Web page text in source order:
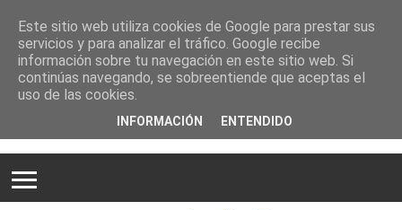
Este sitio web utiliza cookies de Google para prestar sus
servicios y para analizar el tráfico. Google recibe
información sobre tu navegación en este sitio web. Si
continúas navegando, se sobreentiende que aceptas el
uso de las cookies.
INFORMACIÓN ENTENDIDO